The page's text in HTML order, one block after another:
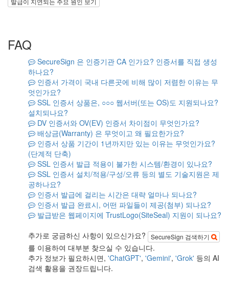
FAQ
SecureSign 은 인증기관 CA 인가요? 인증서를 직접 생성
하나요?
인증서 가격이 국내 다른곳에 비해 많이 저렴한 이유는 무
엇인가요?
SSL 인증서 상품은, ○○○ 웹서버(또는 OS)도 지원되나요?
설치되나요?
DV 인증서와 OV(EV) 인증서 차이점이 무엇인가요?
배상금(Warranty) 은 무엇이고 왜 필요한가요?
인증서 상품 기간이 1년까지만 있는 이유는 무엇인가요?
(단계적 단축)
SSL 인증서 발급 적용이 불가한 시스템/환경이 있나요?
SSL 인증서 설치/적용/구성/오류 등의 별도 기술지원은 제
공하나요?
인증서 발급에 걸리는 시간은 대략 얼마나 되나요?
인증서 발급 완료시, 어떤 파일들이 제공(첨부) 되나요?
발급받은 웹페이지에 TrustLogo(SiteSeal) 지원이 되나요?
추가로 궁금하신 사항이 있으신가요?
SecureSign 검색하기
를 이용하여 대부분 찾으실 수 있습니다.
추가 정보가 필요하시면, 'ChatGPT', 'Gemini', 'Grok' 등의 AI
검색 활용을 권장드립니다.